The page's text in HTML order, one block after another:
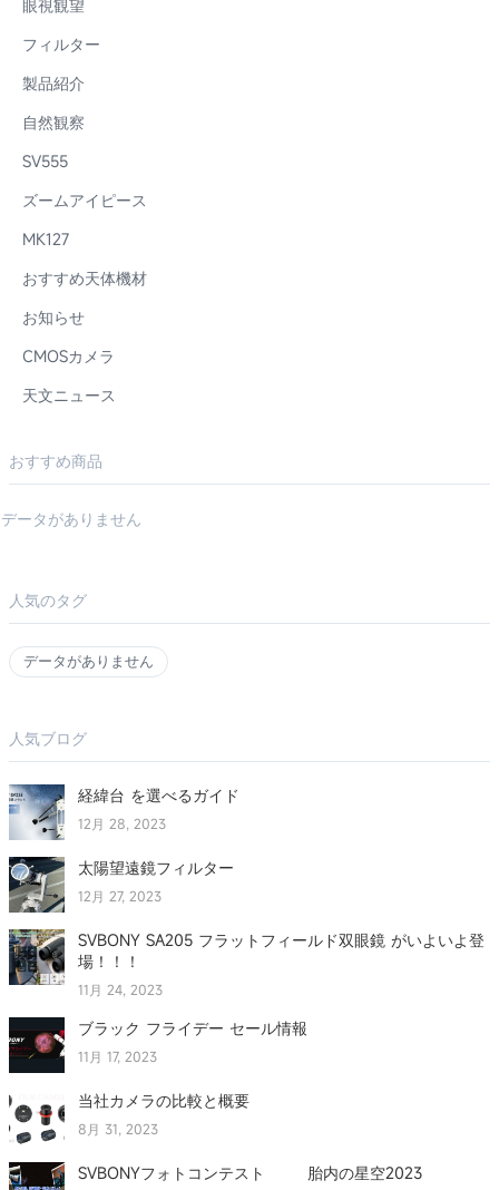
眼視観望
フィルター
製品紹介
自然観察
SV555
ズームアイピース
MK127
おすすめ天体機材
お知らせ
CMOSカメラ
天文ニュース
おすすめ商品
データがありません
人気のタグ
データがありません
人気ブログ
経緯台 を選べるガイド
12月 28, 2023
太陽望遠鏡フィルター
12月 27, 2023
SVBONY SA205 フラットフィールド双眼鏡 がいよいよ登
場！！！
11月 24, 2023
ブラック フライデー セール情報
11月 17, 2023
当社カメラの比較と概要
8月 31, 2023
SVBONYフォトコンテスト 胎内の星空2023